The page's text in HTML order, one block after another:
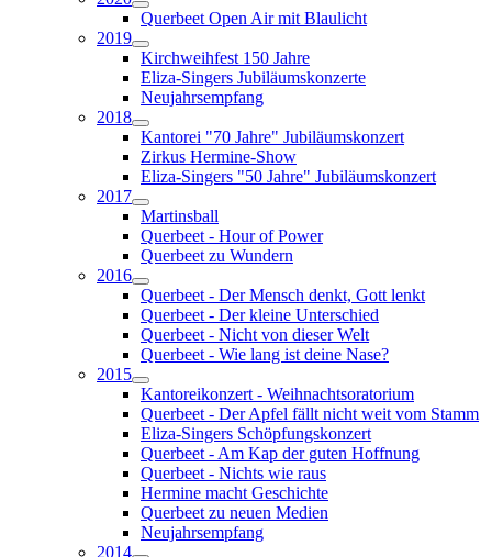
Querbeet Open Air mit Blaulicht
2019
Kirchweihfest 150 Jahre
Eliza-Singers Jubiläumskonzerte
Neujahrsempfang
2018
Kantorei "70 Jahre" Jubiläumskonzert
Zirkus Hermine-Show
Eliza-Singers "50 Jahre" Jubiläumskonzert
2017
Martinsball
Querbeet - Hour of Power
Querbeet zu Wundern
2016
Querbeet - Der Mensch denkt, Gott lenkt
Querbeet - Der kleine Unterschied
Querbeet - Nicht von dieser Welt
Querbeet - Wie lang ist deine Nase?
2015
Kantoreikonzert - Weihnachtsoratorium
Querbeet - Der Apfel fällt nicht weit vom Stamm
Eliza-Singers Schöpfungskonzert
Querbeet - Am Kap der guten Hoffnung
Querbeet - Nichts wie raus
Hermine macht Geschichte
Querbeet zu neuen Medien
Neujahrsempfang
2014